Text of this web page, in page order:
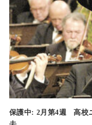
保護中: 2月第4週 高校